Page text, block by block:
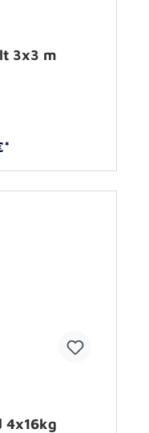
3x3 m
4x16kg